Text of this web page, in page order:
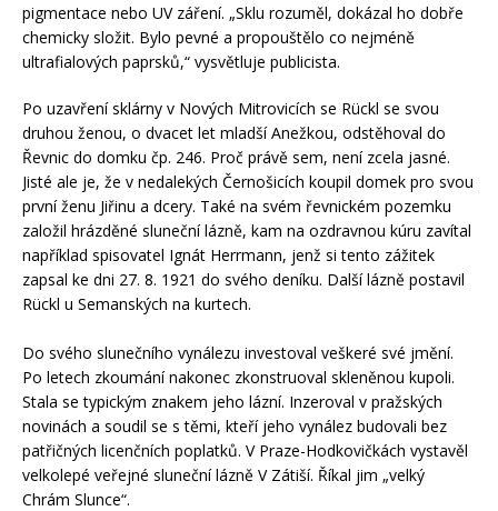
pigmentace nebo UV záření. „Sklu rozuměl, dokázal ho dobře
chemicky složit. Bylo pevné a propouštělo co nejméně
ultrafialových paprsků,“ vysvětluje publicista.
Po uzavření sklárny v Nových Mitrovicích se Rückl se svou
druhou ženou, o dvacet let mladší Anežkou, odstěhoval do
Řevnic do domku čp. 246. Proč právě sem, není zcela jasné.
Jisté ale je, že v nedalekých Černošicích koupil domek pro svou
první ženu Jiřinu a dcery. Také na svém řevnickém pozemku
založil hrázděné sluneční lázně, kam na ozdravnou kúru zavítal
například spisovatel Ignát Herrmann, jenž si tento zážitek
zapsal ke dni 27. 8. 1921 do svého deníku. Další lázně postavil
Rückl u Semanských na kurtech.
Do svého slunečního vynálezu investoval veškeré své jmění.
Po letech zkoumání nakonec zkonstruoval skleněnou kupoli.
Stala se typickým znakem jeho lázní. Inzeroval v pražských
novinách a soudil se s těmi, kteří jeho vynález budovali bez
patřičných licenčních poplatků. V Praze-Hodkovičkách vystavěl
velkolepé veřejné sluneční lázně V Zátiší. Říkal jim „velký
Chrám Slunce“.